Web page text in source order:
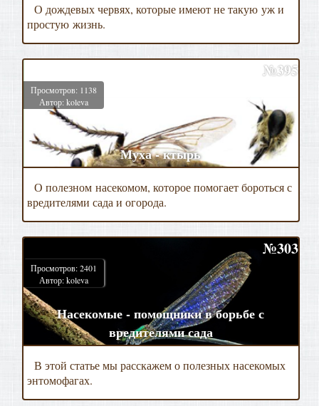
О дождевых червях, которые имеют не такую уж и
простую жизнь.
№395
Просмотров: 1138
Автор: koleva
Муха - ктырь
О полезном насекомом, которое помогает бороться с
вредителями сада и огорода.
№303
Просмотров: 2401
Автор: koleva
Насекомые - помощники в борьбе с
вредителями сада
В этой статье мы расскажем о полезных насекомых
энтомофагах.